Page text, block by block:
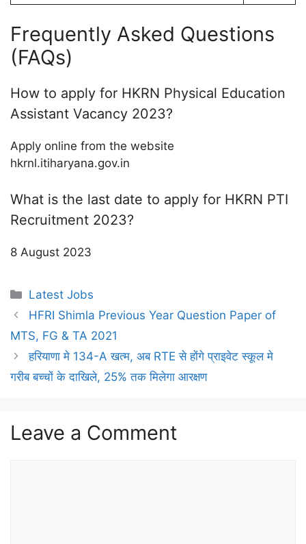
Frequently Asked Questions
(FAQs)
How to apply for HKRN Physical Education
Assistant Vacancy 2023?
Apply online from the website
hkrnl.itiharyana.gov.in
What is the last date to apply for HKRN PTI
Recruitment 2023?
8 August 2023
Categories
Latest Jobs
HFRI Shimla Previous Year Question Paper of
MTS, FG & TA 2021
हरियाणा मे 134-A खत्म, अब RTE से होंगे प्राइवेट स्कूल मे
गरीब बच्चों के दाखिले, 25% तक मिलेगा आरक्षण
Leave a Comment